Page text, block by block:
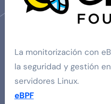
La monitorización con eBPF está revolucionando
la seguridad y gestión en
servidores Linux.
eBPF